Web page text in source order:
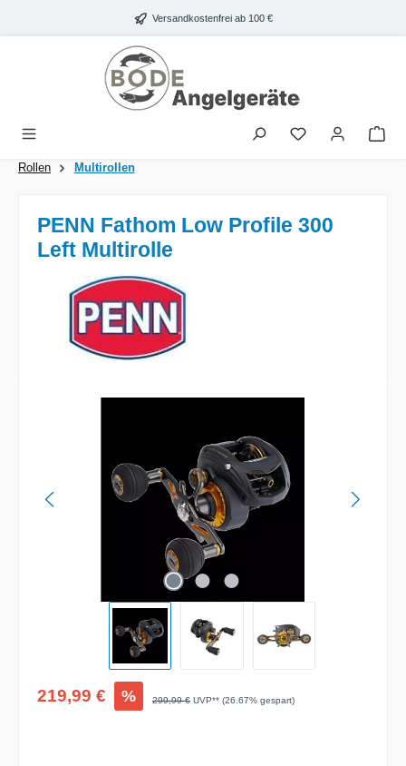
Zum Hauptinhalt springen Versandkostenfrei ab 100 €
Rollen Multirollen
PENN Fathom Low Profile 300
Left Multirolle
Verkaufspreis:
219,99 € % Regulärer Preis:
299,99 € UVP** (26.67% gespart)